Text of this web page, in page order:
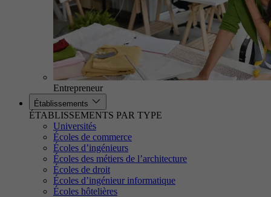
Entrepreneur
Établissements
ÉTABLISSEMENTS PAR TYPE
Universités
Écoles de commerce
Écoles d’ingénieurs
Écoles des métiers de l’architecture
Écoles de droit
Écoles d’ingénieur informatique
Écoles hôtelières